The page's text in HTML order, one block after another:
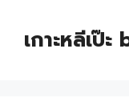
เกาะหลีเป๊